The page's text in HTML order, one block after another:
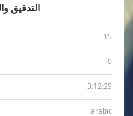
التدقيق
15
0
3:12:29
arabic